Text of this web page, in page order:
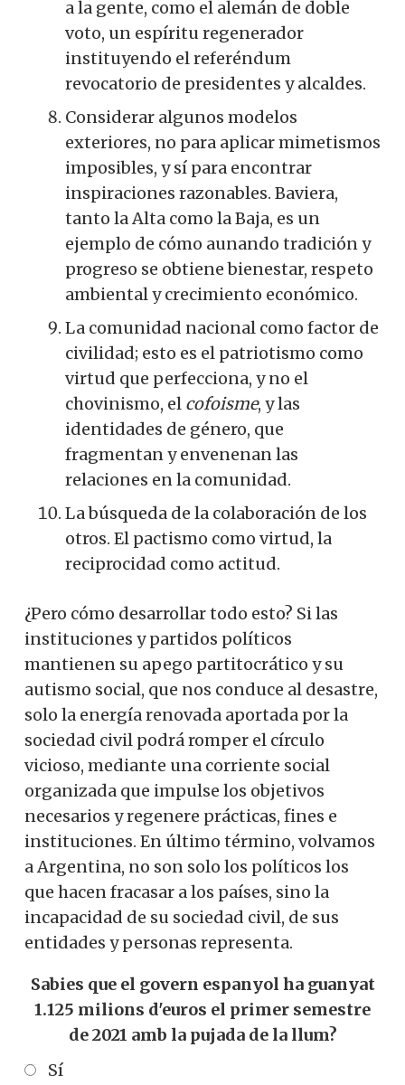
a la gente, como el alemán de doble
voto, un espíritu regenerador
instituyendo el referéndum
revocatorio de presidentes y alcaldes.
Considerar algunos modelos
exteriores, no para aplicar mimetismos
imposibles, y sí para encontrar
inspiraciones razonables. Baviera,
tanto la Alta como la Baja, es un
ejemplo de cómo aunando tradición y
progreso se obtiene bienestar, respeto
ambiental y crecimiento económico.
La comunidad nacional como factor de
civilidad; esto es el patriotismo como
virtud que perfecciona, y no el
chovinismo, el cofoisme, y las
identidades de género, que
fragmentan y envenenan las
relaciones en la comunidad.
La búsqueda de la colaboración de los
otros. El pactismo como virtud, la
reciprocidad como actitud.
¿Pero cómo desarrollar todo esto? Si las
instituciones y partidos políticos
mantienen su apego partitocrático y su
autismo social, que nos conduce al desastre,
solo la energía renovada aportada por la
sociedad civil podrá romper el círculo
vicioso, mediante una corriente social
organizada que impulse los objetivos
necesarios y regenere prácticas, fines e
instituciones. En último término, volvamos
a Argentina, no son solo los políticos los
que hacen fracasar a los países, sino la
incapacidad de su sociedad civil, de sus
entidades y personas representa.
Sabies que el govern espanyol ha guanyat
1.125 milions d'euros el primer semestre
de 2021 amb la pujada de la llum?
Sí